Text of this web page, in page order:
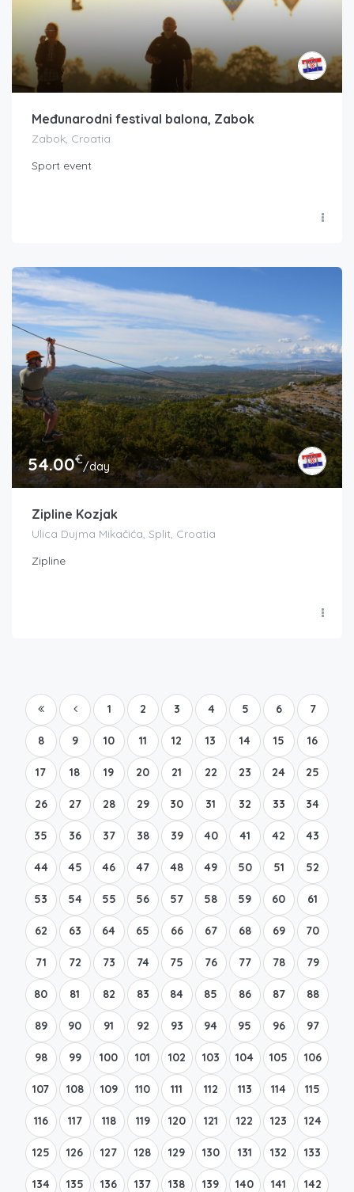
Međunarodni festival balona, Zabok
Zabok, Croatia
Sport event
54.00€/day
Zipline Kozjak
Ulica Dujma Mikačića, Split, Croatia
Zipline
1 2 3 4 5 6 7
8 9 10 11 12 13 14 15 16
17 18 19 20 21 22 23 24 25
26 27 28 29 30 31 32 33 34
35 36 37 38 39 40 41 42 43
44 45 46 47 48 49 50 51 52
53 54 55 56 57 58 59 60 61
62 63 64 65 66 67 68 69 70
71 72 73 74 75 76 77 78 79
80 81 82 83 84 85 86 87 88
89 90 91 92 93 94 95 96 97
98 99 100 101 102 103 104 105 106
107 108 109 110 111 112 113 114 115
116 117 118 119 120 121 122 123 124
125 126 127 128 129 130 131 132 133
134 135 136 137 138 139 140 141 142